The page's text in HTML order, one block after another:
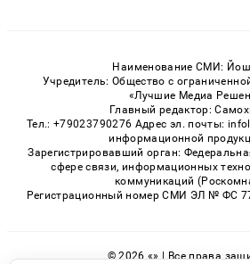
Наименование СМИ:
Учредитель: Общество с
«Лучшие Медиа
Главный редактор:
Тел.: +79023790276 Адрес эл. почты:
информационной
Зарегистрировавший орган:
сфере связи, информационных
коммуникаций
Регистрационный номер СМИ ЭЛ № ФС
© 2026 «» | Все права